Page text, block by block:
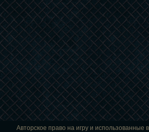
Авторское право на игру и